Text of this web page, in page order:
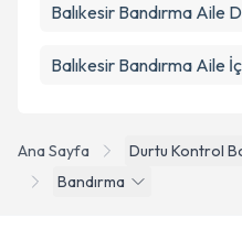
Ana Sayfa Durtu Kontrol
Bandırma
Balıkesir Bandırma Aile
Balıkesir Bandırma Aile